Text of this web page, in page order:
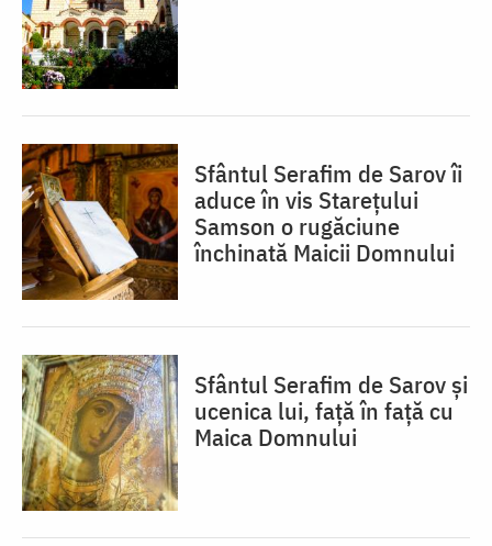
Sfântul Serafim de Sarov îi
aduce în vis Starețului
Samson o rugăciune
închinată Maicii Domnului
Sfântul Serafim de Sarov și
ucenica lui, față în față cu
Maica Domnului